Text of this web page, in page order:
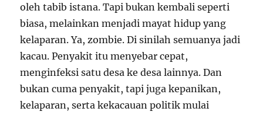
oleh tabib istana. Tapi bukan kembali seperti
biasa, melainkan menjadi mayat hidup yang
kelaparan. Ya, zombie. Di sinilah semuanya jadi
kacau. Penyakit itu menyebar cepat,
menginfeksi satu desa ke desa lainnya. Dan
bukan cuma penyakit, tapi juga kepanikan,
kelaparan, serta kekacauan politik mulai